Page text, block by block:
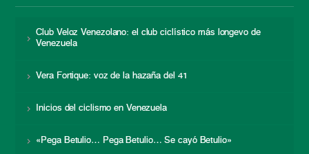
Club Veloz Venezolano: el club ciclístico más longevo de
Venezuela
Vera Fortique: voz de la hazaña del 41
Inicios del ciclismo en Venezuela
«Pega Betulio… Pega Betulio… Se cayó Betulio»